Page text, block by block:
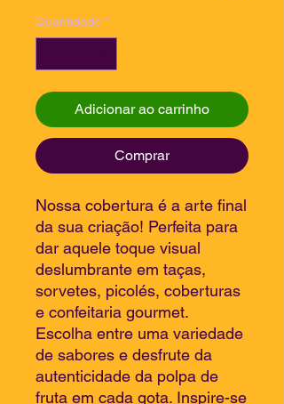
Quantidade *
Adicionar ao carrinho
Comprar
Nossa cobertura é a arte final
da sua criação! Perfeita para
dar aquele toque visual
deslumbrante em taças,
sorvetes, picolés, coberturas
e confeitaria gourmet.
Escolha entre uma variedade
de sabores e desfrute da
autenticidade da polpa de
fruta em cada gota. Inspire-se